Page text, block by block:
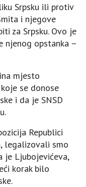
Srpsku ili protiv
i njegove
za Srpsku. Ovo je
njenog opstanka –
mjesto
se donose
i da je SNSD
Republici
legalizovali smo
je Ljubojevićeva,
korak bilo